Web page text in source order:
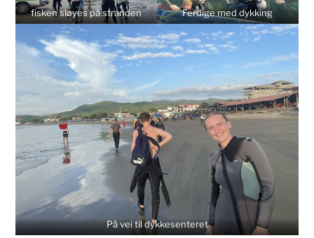
fisken sløyes på stranden Ferdige med dykking
På vei til dykkesenteret